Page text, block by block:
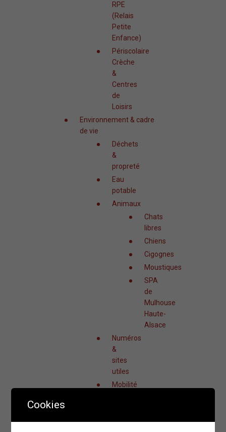
RPE
(Relais
Petite
Enfance)
Périscolaire
Crèche
&
Centres
de
Loisirs
Environnement & cadre
de vie
Déchets
&
propreté
Eau
potable
Animaux
Chats
libres
Chiens
Cigognes
Moustiques
SPA
de
Mulhouse
Haute-
Alsace
Numéros
&
sites
utiles
Mobilité
Cookies